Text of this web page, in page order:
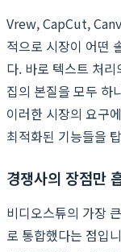
Vrew, CapCut,
적으로 시장이 어떤
다. 바로 텍스트 처
집의 본질을 모두 하
이러한 시장의 요구
최적화된 기능들을
경쟁사의 장점만
비디오스튜의 가장
로 통합했다는 점입